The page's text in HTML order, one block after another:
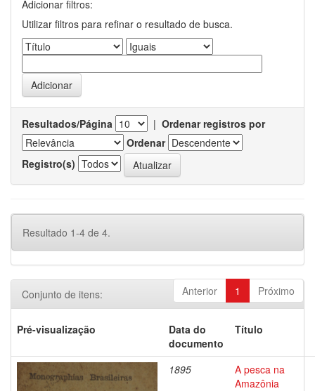
Adicionar filtros:
Utilizar filtros para refinar o resultado de busca.
Resultados/Página | Ordenar registros por
Ordenar
Registro(s)
Resultado 1-4 de 4.
Anterior 1 Próximo
Conjunto de itens:
Pré-visualização
Data do
documento
Título
1895
A pesca na
Amazônia